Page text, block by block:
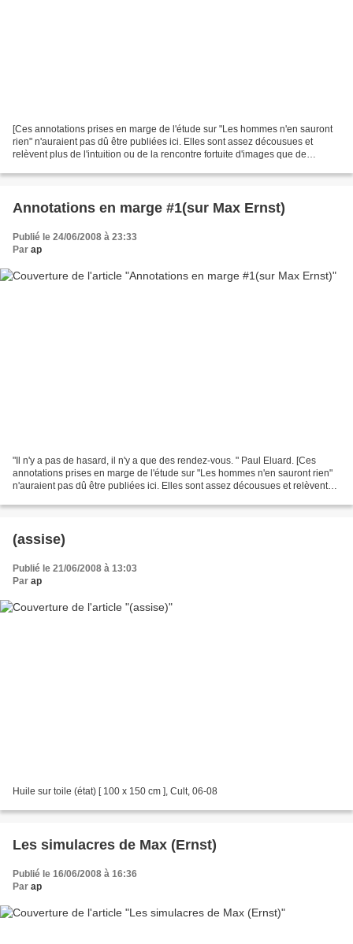
[Ces annotations prises en marge de l'étude sur "Les hommes n'en sauront
rien" n'auraient pas dû être publiées ici. Elles sont assez décousues et
relèvent plus de l'intuition ou de la rencontre fortuite d'images que de
Annotations en marge #1(sur Max Ernst)
Publié le 24/06/2008 à 23:33
Par ap
"Il n'y a pas de hasard, il n'y a que des rendez-vous. " Paul Eluard. [Ces
annotations prises en marge de l'étude sur "Les hommes n'en sauront rien"
n'auraient pas dû être publiées ici. Elles sont assez décousues et relèvent
(assise)
Publié le 21/06/2008 à 13:03
Par ap
Huile sur toile (état) [ 100 x 150 cm ], Cult, 06-08
Les simulacres de Max (Ernst)
Publié le 16/06/2008 à 16:36
Par ap